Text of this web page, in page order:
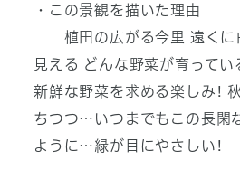
・この景観を描いた理由
植田の広がる今里 遠くに
見える どんな野菜が育って
新鮮な野菜を求める楽しみ!
ちつつ…いつまでもこの長閑
ように…緑が目にやさしい!